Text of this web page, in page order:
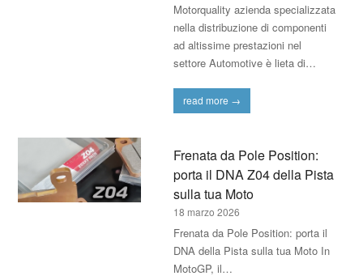
Motorquality azienda specializzata
nella distribuzione di componenti
ad altissime prestazioni nel
settore Automotive è lieta di…
read more →
Frenata da Pole Position:
porta il DNA Z04 della Pista
sulla tua Moto
18 marzo 2026
Frenata da Pole Position: porta il
DNA della Pista sulla tua Moto In
MotoGP, il…